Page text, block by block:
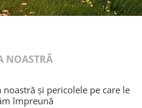
NOASTRĂ
și pericolele pe care le
împreună